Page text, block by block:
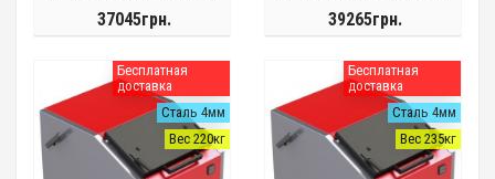
37045грн. 39265грн.
Бесплатная
доставка
Сталь 4мм
Вес 220кг
Бесплатная
доставка
Сталь 4мм
Вес 235кг